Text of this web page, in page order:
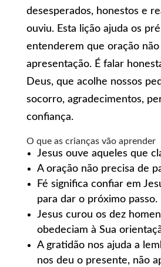
desesperados, honestos e
ouviu. Esta lição ajuda os
entenderem que oração não
apresentação. É falar
Deus, que acolhe nossos
socorro, agradecimentos,
confiança.
O que as crianças vão aprender
Jesus ouve aqueles que
A oração não precisa de
Fé significa confiar em
para dar o próximo passo.
Jesus curou os dez
obedeciam à Sua
A gratidão nos ajuda a
nos deu o presente, não